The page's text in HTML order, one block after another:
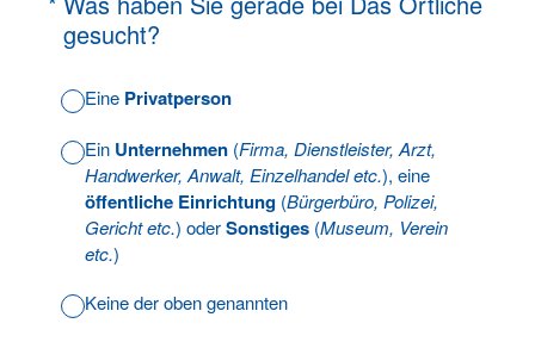
gesucht?
Eine Privatperson
Ein Unternehmen (Firma, Dienstleister, Arzt,
Handwerker, Anwalt, Einzelhandel etc.), eine
öffentliche Einrichtung (Bürgerbüro, Polizei,
Gericht etc.) oderSonstiges (Museum, Verein
etc.)
Keine der oben genannten